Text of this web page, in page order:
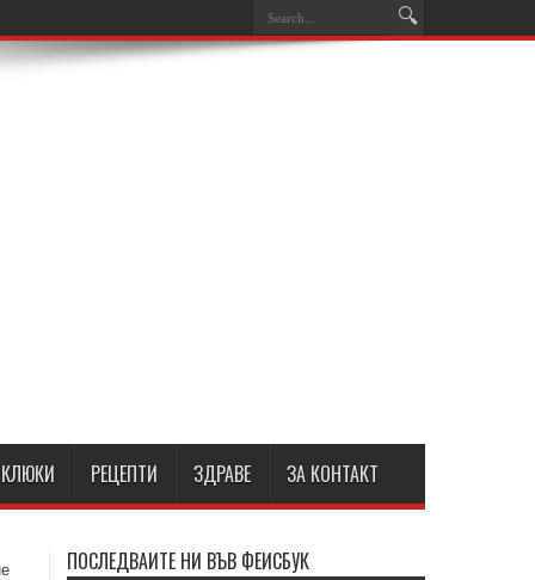
КЛЮКИ РЕЦЕПТИ ЗДРАВЕ ЗА КОНТАКТ
ПОСЛЕДВАЙТЕ НИ ВЪВ ФЕЙСБУК